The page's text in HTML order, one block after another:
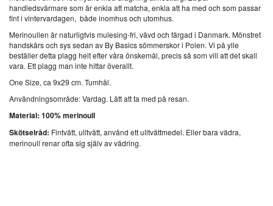
handledsvärmare som är enkla att matcha, enkla att ha med och som passar
fint i vintervardagen, både inomhus och utomhus.
Merinoullen är naturligtvis mulesing-fri, vävd och färgad i Danmark. Mönstret
handskärs och sys sedan av By Basics sömmerskor i Polen. Vi på ylle
beställer detta plagg helt efter våra önskemål, precis så som vill att det skall
vara. Ett plagg man inte hittar överallt.
One Size, ca 9x29 cm. Tumhål.
Användningsområde: Vardag. Lätt att ta med på resan.
Material: 100% merinoull
Skötselråd: Fintvätt, ulltvätt, använd ett ulltvättmedel. Eller bara vädra,
merinoull renar ofta sig själv av vädring.